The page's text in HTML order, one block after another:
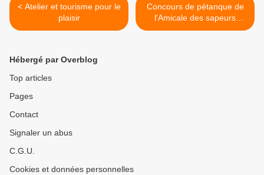
< Atelier et tourisme pour le
plaisir
Concours de pétanque de
l'Amicale des sapeurs
pompiers >
Hébergé par Overblog
Top articles
Pages
Contact
Signaler un abus
C.G.U.
Cookies et données personnelles